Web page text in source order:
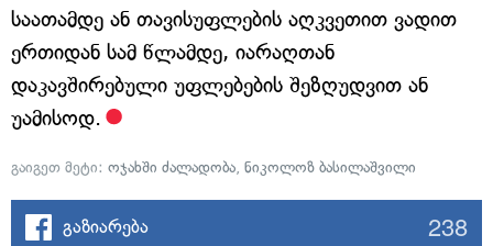
საათამდე ან თავისუფლების აღკვეთით ვადით
ერთიდან სამ წლამდე, იარაღთან
დაკავშირებული უფლებების შეზღუდვით ან
უამისოდ.
გაიგეთ მეტი: ოჯახში ძალადობა, ნიკოლოზ ბასილაშვილი
გაზიარება 238